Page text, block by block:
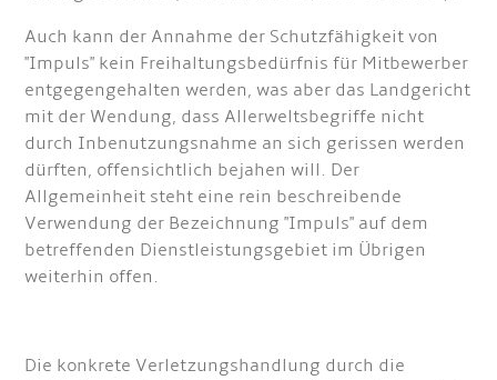
Auch kann der Annahme der Schutzfähigkeit von
"Impuls" kein Freihaltungsbedürfnis für Mitbewerber
entgegengehalten werden, was aber das Landgericht
mit der Wendung, dass Allerweltsbegriffe nicht
durch Inbenutzungsnahme an sich gerissen werden
dürften, offensichtlich bejahen will. Der
Allgemeinheit steht eine rein beschreibende
Verwendung der Bezeichnung "Impuls" auf dem
betreffenden Dienstleistungsgebiet im Übrigen
weiterhin offen.
Die konkrete Verletzungshandlung durch die